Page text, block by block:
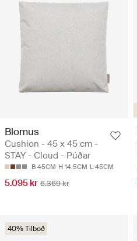
Blomus
Cushion - 45 x 45 cm -
STAY - Cloud - Púðar
B 45CM H 14.5CM L 45CM
5.095 kr 6.369 kr
40% Tilboð